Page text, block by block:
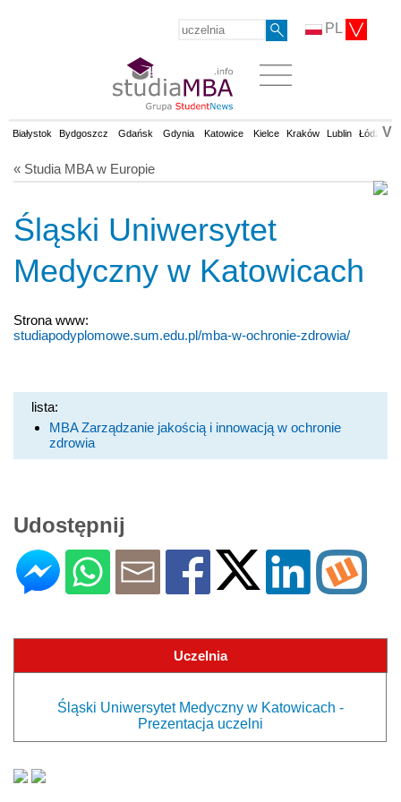
PL
Białystok Bydgoszcz Gdańsk Gdynia Katowice Kielce Kraków Lublin Łódź V
« Studia MBA w Europie
Śląski Uniwersytet
Medyczny w Katowicach
Strona www:
studiapodyplomowe.sum.edu.pl/mba-w-ochronie-zdrowia/
lista:
MBA Zarządzanie jakością i innowacją w ochronie
zdrowia
Udostępnij
Uczelnia
Śląski Uniwersytet Medyczny w Katowicach -
Prezentacja uczelni